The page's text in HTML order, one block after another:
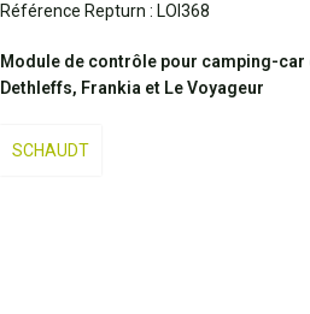
Référence Repturn : LOI368
Module de contrôle pour camping-car
Dethleffs, Frankia et Le Voyageur
SCHAUDT